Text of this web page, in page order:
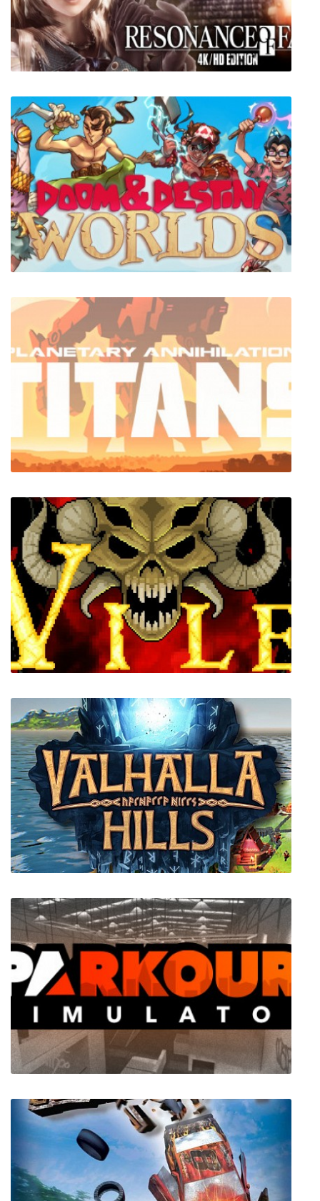
RESONANCE OF FATE/END OF ETERNITY
4K/HD EDITION
Doom & Destiny Worlds
Planetary Annihilation: TITANS
Vile
Valhalla Hills